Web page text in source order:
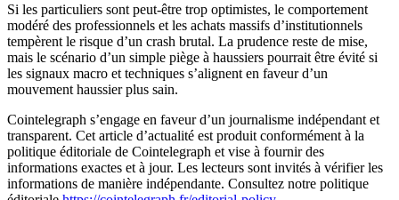
Si les particuliers sont peut-être trop optimistes, le comportement
modéré des professionnels et les achats massifs d’institutionnels
tempèrent le risque d’un crash brutal. La prudence reste de mise,
mais le scénario d’un simple piège à haussiers pourrait être évité si
les signaux macro et techniques s’alignent en faveur d’un
mouvement haussier plus sain.
Cointelegraph s’engage en faveur d’un journalisme indépendant et
transparent. Cet article d’actualité est produit conformément à la
politique éditoriale de Cointelegraph et vise à fournir des
informations exactes et à jour. Les lecteurs sont invités à vérifier les
informations de manière indépendante. Consultez notre politique